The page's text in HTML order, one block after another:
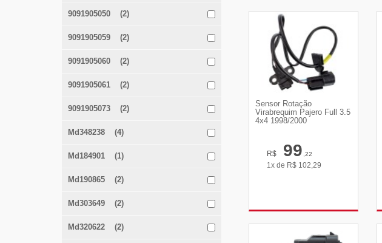
9091905050 (2)
9091905059 (2)
9091905060 (2)
9091905061 (2)
9091905073 (2)
Md348238 (4)
Md184901 (1)
Md190865 (2)
Md303649 (2)
Md320622 (2)
Sensor Rotação
Virabrequim Pajero Full 3.5
4x4 1998/2000
R$ 99,22
1x de R$ 102,29